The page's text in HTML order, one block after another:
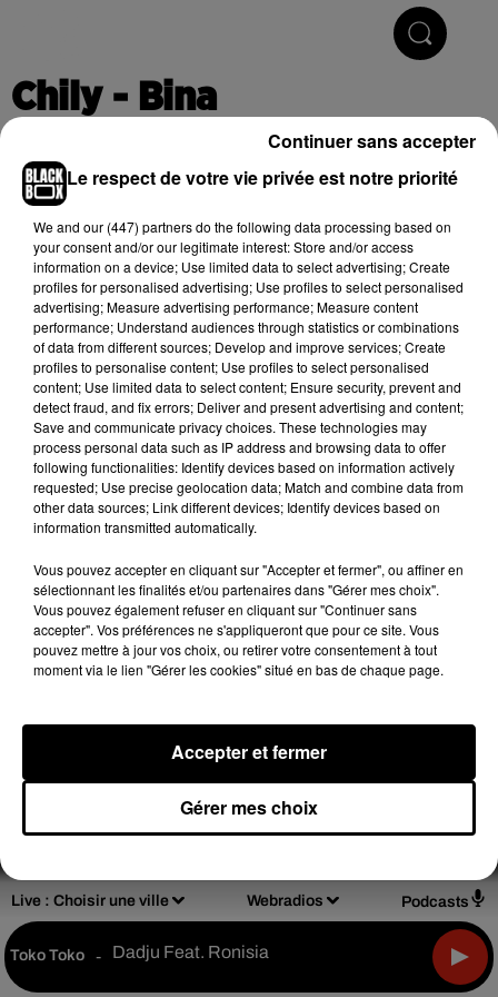
Live : Choisir une ville Webradios Podcasts
Toko Toko - Dadju Feat. Ronisia
Chily - Bina
Publié : 28 novembre 2019 à 16h56
Cet élément est masqué compte-tenu du refus du
dépôt de cookies que vous avez exprimé. Si vous
souhaitez l'afficher, merci de nous donner votre accord
en cliquant sur le bouton ci-dessous.
Afficher l'élément
(C) 2019
DesignOlivier Varma
Mentions légales
2025 2024
Le respect de votre vie privée est notre priorité
We and our (447) partnersdo the following data processing based on
your consent and/or our legitimate interest: Store and/or access
information on a device; Use limited data to select advertising; Create
profiles for personalised advertising; Use profiles to select personalised
advertising; Measure advertising performance; Measure content
performance; Understand audiences through statistics or combinations
of data from different sources; Develop and improve services; Create
profiles to personalise content; Use profiles to select personalised
content; Use limited data to select content; Ensure security, prevent and
detect fraud, and fix errors; Deliver and present advertising and content;
Save and communicate privacy choices. These technologies may
process personal data such as IP address and browsing data to offer
following functionalities: Identify devices based on information actively
requested; Use precise geolocation data; Match and combine data from
other data sources; Link different devices; Identify devices based on
information transmitted automatically.
Vous pouvez accepter en cliquant sur "Accepter et fermer", ou affiner en
sélectionnant les finalités et/ou partenaires dans "Gérer mes choix".
Vous pouvez également refuser en cliquant sur "Continuer sans
accepter". Vos préférences ne s'appliqueront que pour ce site. Vous
pouvez mettre à jour vos choix, ou retirer votre consentement à tout
moment via le lien "Gérer les cookies" situé en bas de chaque page.
Gérer mes choix
Accepter et fermer
Continuer sans accepter